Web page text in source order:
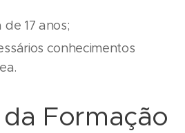
17 anos;
conhecimentos
Formação